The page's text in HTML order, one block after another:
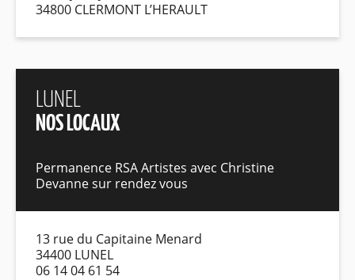
34800 CLERMONT L’HERAULT
LUNEL
NOS LOCAUX
Permanence RSA Artistes avec Christine
Devanne sur rendez vous
13 rue du Capitaine Menard
34400 LUNEL
06 14 04 61 54